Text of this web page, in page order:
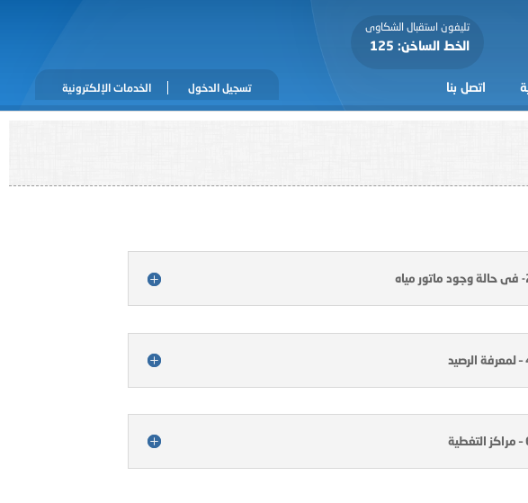
تليفون استقبال الشكاوى
الخط الساخن: 125
اتصل بنا تسجيل الدخول الخدمات الإلكترونية
مياه